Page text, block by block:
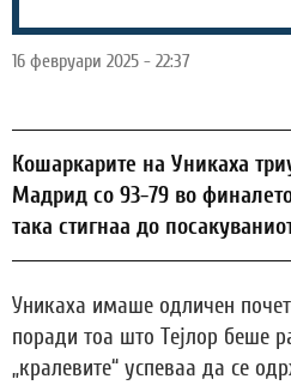
16 февруари 2025 - 22:37
Кошаркарите на Уникаха
Мадрид со 93-79 во
така стигнаа до
Уникаха имаше одличен
поради тоа што Тејлор беше
„кралевите“ успеваа да се